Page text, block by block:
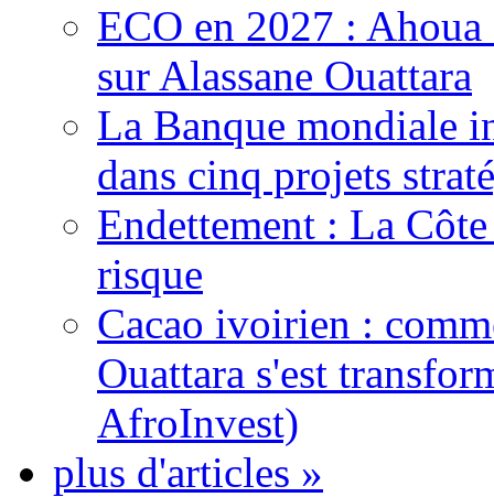
ECO en 2027 :
sur Alassane Ouattara
La Banque mondiale
dans cinq projets
Endettement : La
risque
Cacao ivoirien :
Ouattara s'est
AfroInvest)
plus d'articles »